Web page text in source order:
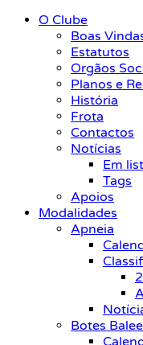
O Clube
Boas
Estatutos
Orgãos
Planos e
História
Frota
Contactos
Notícias
Em
Tags
Apoios
Modalidades
Apneia
Botes